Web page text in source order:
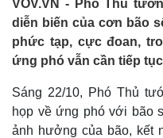
VOV.VN - Phó Thủ
diễn biến của cơn bão
phức tạp, cực đoan,
ứng phó vẫn cần tiếp
Sáng 22/10, Phó Thủ
họp về ứng phó với bão
ảnh hưởng của bão, kết